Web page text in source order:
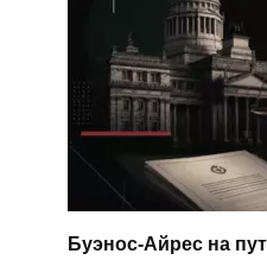
Буэнос-Айрес на